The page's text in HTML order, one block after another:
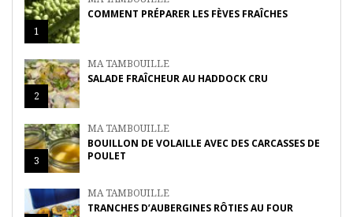
1
COMMENT PRÉPARER LES FÈVES FRAÎCHES
2
MA TAMBOUILLE
SALADE FRAÎCHEUR AU HADDOCK CRU
3
MA TAMBOUILLE
BOUILLON DE VOLAILLE AVEC DES CARCASSES DE
POULET
MA TAMBOUILLE
TRANCHES D’AUBERGINES RÔTIES AU FOUR